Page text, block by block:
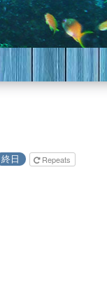
終日
Repeats